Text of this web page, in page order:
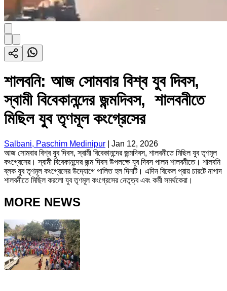
শালবনি: আজ সোমবার বিশ্ব যুব দিবস,
স্বামী বিবেকানন্দের জন্মদিবস, শালবনীতে
মিছিল যুব তৃণমূল কংগ্রেসের
Salbani, Paschim Medinipur
Jan 12, 2026
আজ সোমবার বিশ্ব যুব দিবস, স্বামী বিবেকানন্দের জন্মদিবস, শালবনীতে মিছিল যুব তৃণমূল
কংগ্রেসের। স্বামী বিবেকানন্দের জন্ম দিবস উপলক্ষে যুব দিবস পালন শালবনীতে। শালবনি
ব্লক যুব তৃণমূল কংগ্রেসের উদ্যোগে পালিত হল দিনটি। এদিন বিকেল প্রায় চারটে নাগাদ
শালবনীতে মিছিল করলো যুব তৃণমূল কংগ্রেসের নেতৃত্ব এবং কর্মী সমর্থকেরা।
MORE NEWS